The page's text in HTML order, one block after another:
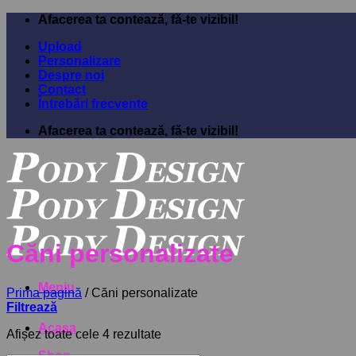
Sari
conținut
Afacerea ta contează, fă-te vizibil!
Upload
Personalizare
Despre noi
Contact
Întrebări frecvente
Afacerea ta contează, fă-te vizibil!
Meniu
Acasa
Căni personalizate
Prima pagină /Căni personalizate
Filtrează
Afișez toate cele 4 rezultate